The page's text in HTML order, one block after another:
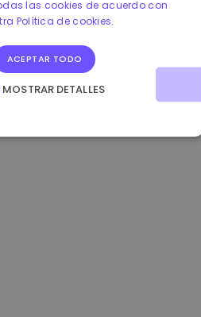
-0.10%
las cookies de acuerdo con
Política de cookies.
ACEPTAR TODO
MOSTRAR DETALLES